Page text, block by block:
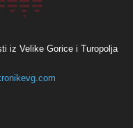
iz Velike Gorice i Turopolja